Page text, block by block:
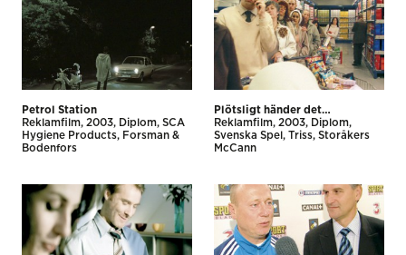
Petrol Station
Reklamfilm 2003 Diplom SCA
Hygiene Products
Forsman &
Bodenfors
Plötsligt händer det…
Reklamfilm 2003
Diplom
Svenska Spel, Triss Storåkers
McCann